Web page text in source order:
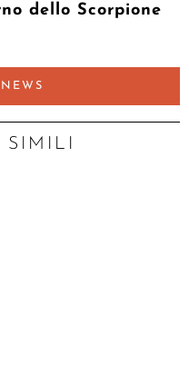
dello Scorpione
SIMILI